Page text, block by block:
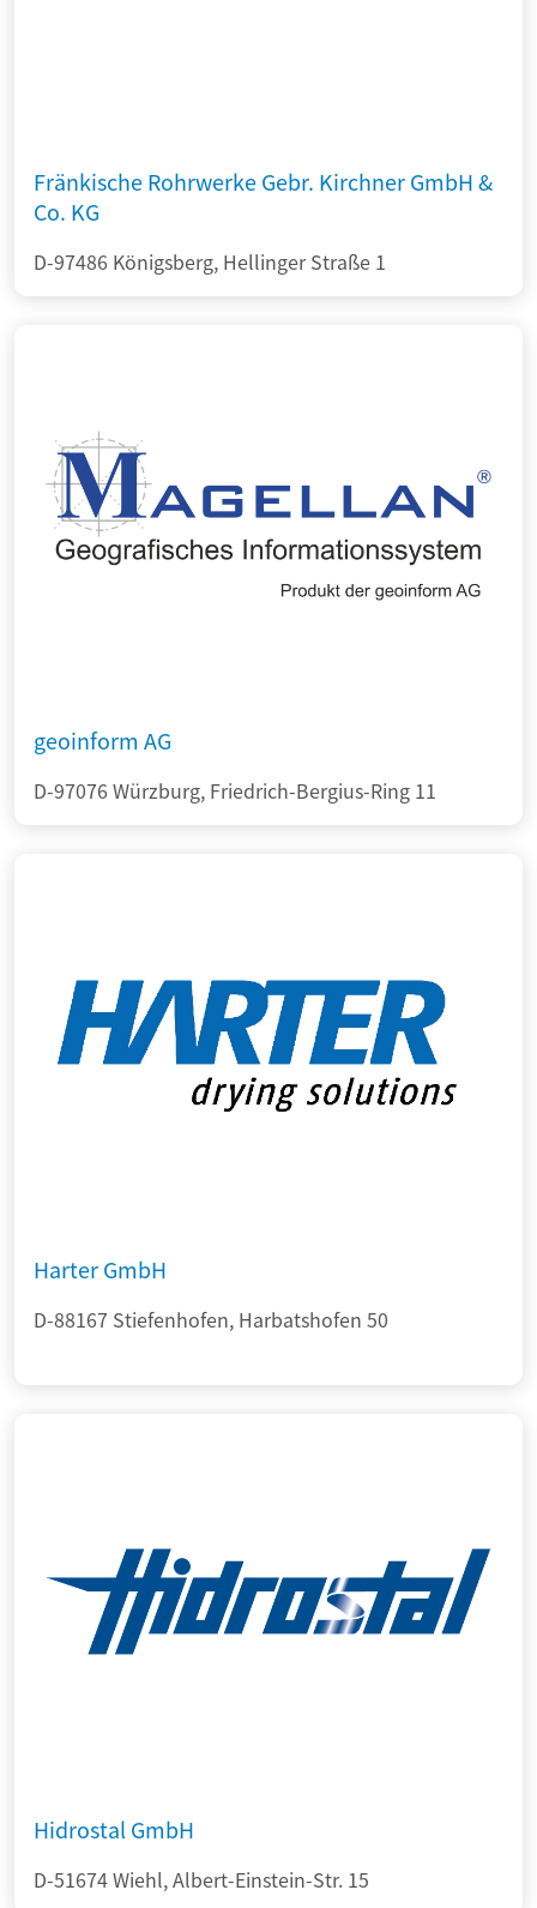
Fränkische Rohrwerke Gebr. Kirchner GmbH &
Co. KG
D-97486 Königsberg, Hellinger Straße 1
geoinform AG
D-97076 Würzburg, Friedrich-Bergius-Ring 11
Harter GmbH
D-88167 Stiefenhofen, Harbatshofen 50
Hidrostal GmbH
D-51674 Wiehl, Albert-Einstein-Str. 15